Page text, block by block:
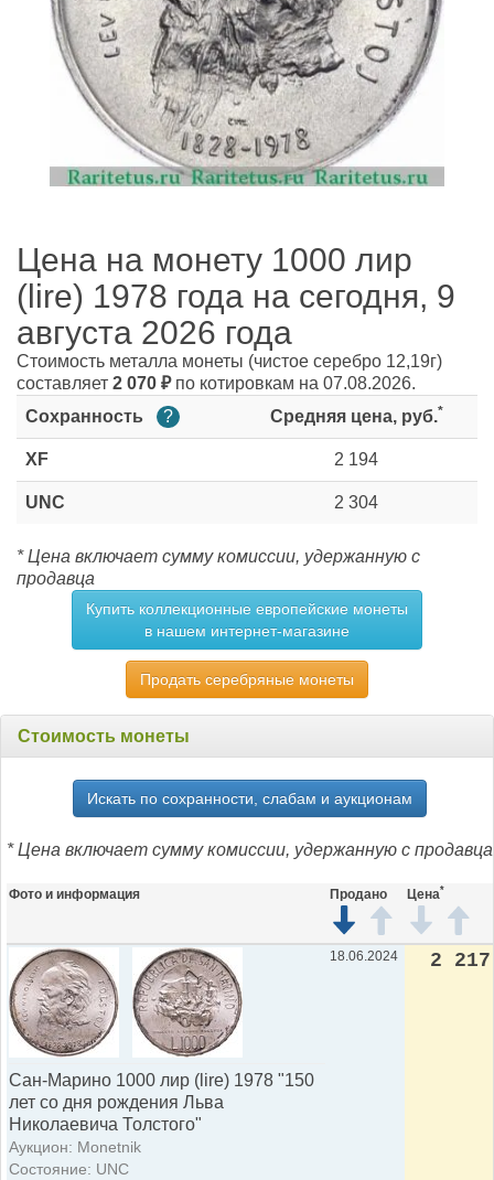
Цена на монету 1000 лир
(lire) 1978 года на сегодня, 9
августа 2026 года
Стоимость металла монеты (чистое серебро 12,19г)
составляет 2 070 ₽по котировкам на 07.08.2026.
Сохранность
? Средняя цена, руб.*
XF 2 194
UNC 2 304
* Цена включает сумму комиссии, удержанную с
продавца
Купить коллекционные европейские монеты
в нашем интернет-магазине
Продать серебряные монеты
Стоимость монеты
Искать по сохранности, слабам и аукционам
* Цена включает сумму комиссии, удержанную с продавца
Фото и информация Продано Цена*
Сан-Марино 1000 лир (lire) 1978 "150
лет со дня рождения Льва
Николаевича Толстого"
Аукцион: Monetnik
Состояние: UNC
18.06.2024 2 217